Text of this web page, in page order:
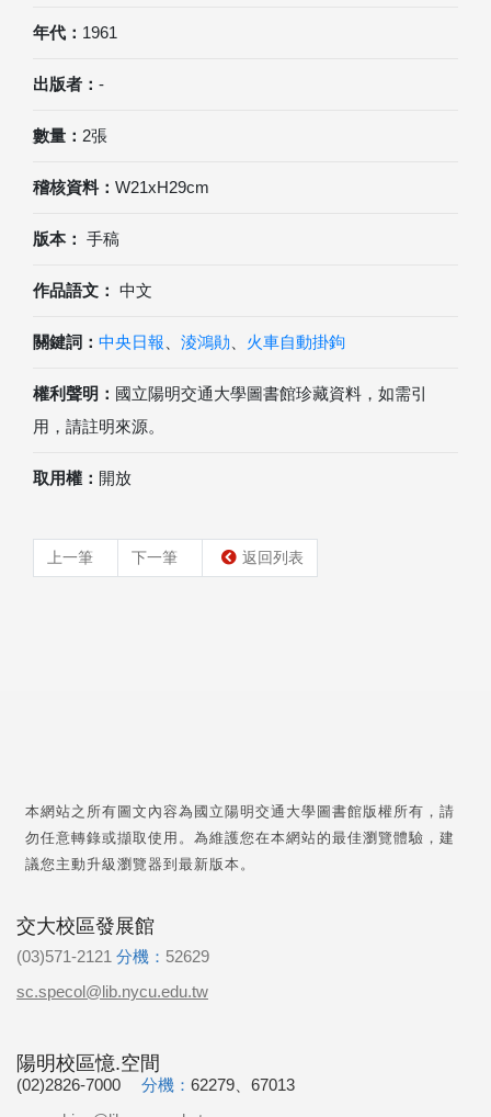
年代： 1961
出版者： -
數量： 2張
稽核資料： W21xH29cm
版本： 手稿
作品語文： 中文
關鍵詞： 中央日報 淩鴻勛 火車自動掛鉤
權利聲明： 國立陽明交通大學圖書館珍藏資料，如需引
用，請註明來源。
取用權： 開放
上一筆 下一筆 返回列表
本網站之所有圖文內容為國立陽明交通大學圖書館版權所有，請
勿任意轉錄或擷取使用。為維護您在本網站的最佳瀏覽體驗，建
議您主動升級瀏覽器到最新版本。
交大校區發展館
(03)571-2121 分機： 52629
sc.specol@lib.nycu.edu.tw
陽明校區憶.空間
(02)2826-7000 分機： 62279、67013